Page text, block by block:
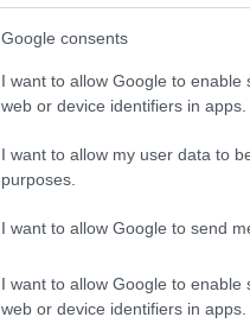
Google consents
I want to allow Google to
web or device identifiers in apps.
I want to allow my user data to
purposes.
I want to allow Google to send
I want to allow Google to
web or device identifiers in apps.